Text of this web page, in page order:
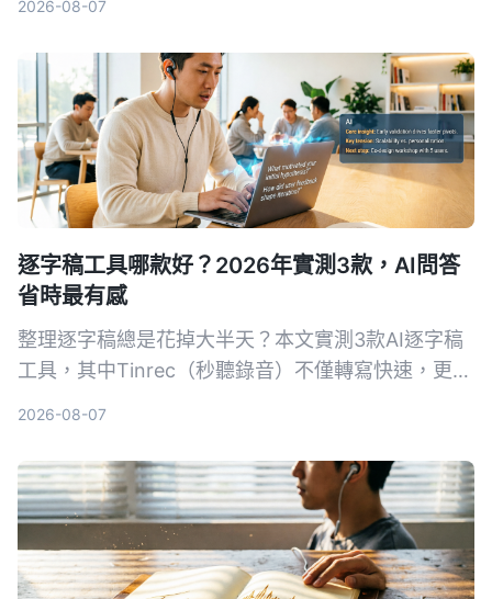
2026-08-07
逐字稿工具哪款好？2026年實測3款，AI問答
省時最有感
整理逐字稿總是花掉大半天？本文實測3款AI逐字稿
工具，其中Tinrec（秒聽錄音）不僅轉寫快速，更能
2026-08-07